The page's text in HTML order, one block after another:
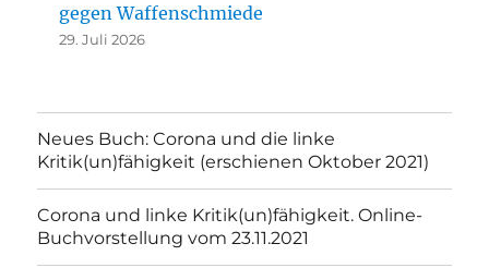
gegen Waffenschmiede
29. Juli 2026
Neues Buch: Corona und die linke
Kritik(un)fähigkeit (erschienen Oktober 2021)
Corona und linke Kritik(un)fähigkeit. Online-
Buchvorstellung vom 23.11.2021